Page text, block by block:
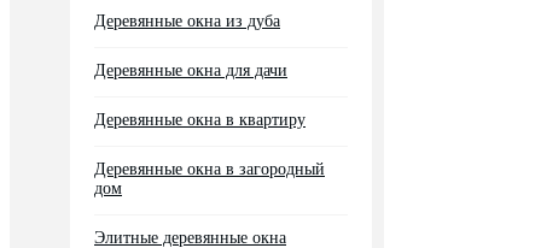
Деревянные окна из дуба
Деревянные окна для дачи
Деревянные окна в квартиру
Деревянные окна в загородный
дом
Элитные деревянные окна